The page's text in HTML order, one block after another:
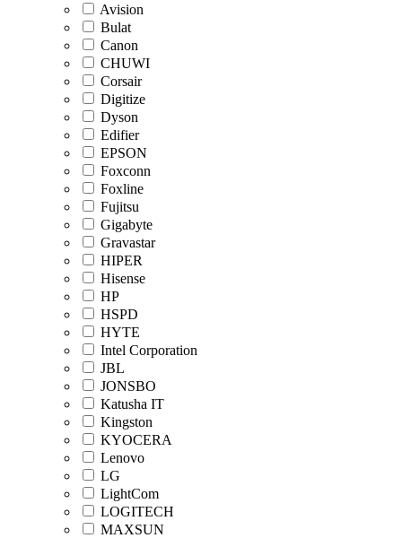
Avision
Bulat
Canon
CHUWI
Corsair
Digitize
Dyson
Edifier
EPSON
Foxconn
Foxline
Fujitsu
Gigabyte
Gravastar
HIPER
Hisense
HP
HSPD
HYTE
Intel Corporation
JBL
JONSBO
Katusha IT
Kingston
KYOCERA
Lenovo
LG
LightCom
LOGITECH
MAXSUN